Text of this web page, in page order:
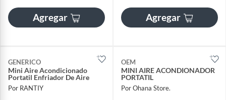
Agregar Agregar
GENERICO
Mini Aire Acondicionado
Portatil Enfriador De Aire
Por RANTIY
OEM
MINI AIRE ACONDIONADOR
PORTATIL
Por Ohana Store.